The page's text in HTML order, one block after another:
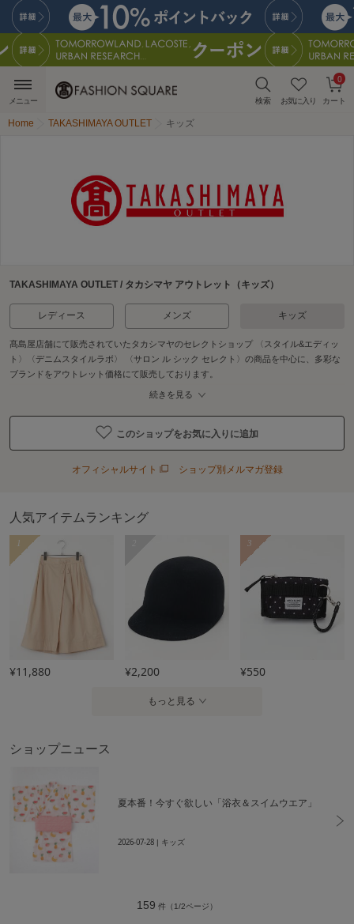
検索 お気に入り カート
0
メニュー
Home TAKASHIMAYA OUTLET キッズ
TAKASHIMAYA OUTLET / タカシマヤ アウトレット（キッズ）
レディース メンズ キッズ
髙島屋店舗にて販売されていたタカシマヤのセレクトショップ 〈スタイル&エディッ
ト〉〈デニムスタイルラボ〉 〈サロン ル シック セレクト〉の商品を中心に、多彩な
ブランドをアウトレット価格にて販売しております。
続きを見る
このショップをお気に入りに追加
オフィシャルサイト ショップ別メルマガ登録
人気アイテムランキング
1
¥11,880 ¥2,200
3
¥550
もっと見る
ショップニュース
夏本番！今すぐ欲しい「浴衣＆スイムウエア」
2026-07-28 | キッズ
159 件（1/2ページ）